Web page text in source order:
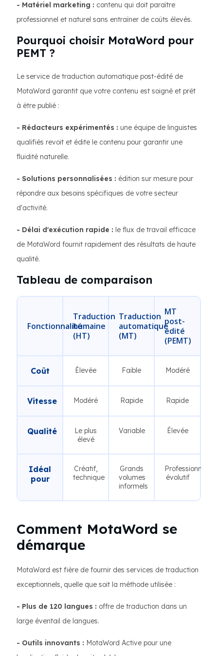
- Matériel marketing : contenu qui doit paraître
professionnel et naturel sans entraîner de coûts élevés.
Pourquoi choisir MotaWord pour
PEMT ?
Le service de traduction automatique post-édité de
MotaWord garantit que votre contenu est soigné et prêt
à être publié :
- Rédacteurs expérimentés : une équipe de linguistes
qualifiés revoit et édite le contenu pour garantir une
fluidité naturelle.
- Solutions personnalisées : édition sur mesure pour
répondre aux besoins spécifiques de votre secteur
d'activité.
- Délai d'exécution rapide : le flux de travail efficace
de MotaWord fournit rapidement des résultats de haute
qualité.
Tableau de comparaison
Fonctionnalité
Traduction
humaine
(HT)
Traduction
automatique
(MT)
MT
post-
édité
(PEMT)
Coût Élevée Faible Modéré
Vitesse Modéré Rapide Rapide
Qualité
Le plus
élevé
Variable Élevée
Idéal
pour
Créatif,
technique
Grands
volumes
informels
Professionnel,
évolutif
Comment MotaWord se
démarque
MotaWord est fière de fournir des services de traduction
exceptionnels, quelle que soit la méthode utilisée :
- Plus de 120 langues : offre de traduction dans un
large éventail de langues.
- Outils innovants : MotaWord Active pour une